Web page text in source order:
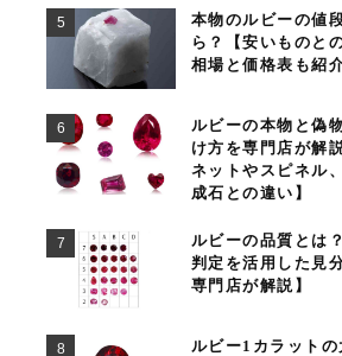
本物のルビーの値
ら？【安いものと
相場と価格表も紹介
ルビーの本物と偽
け方を専門店が解
ネットやスピネル
成石との違い】
ルビーの品質とは
判定を活用した見
専門店が解説】
ルビー1カラットの